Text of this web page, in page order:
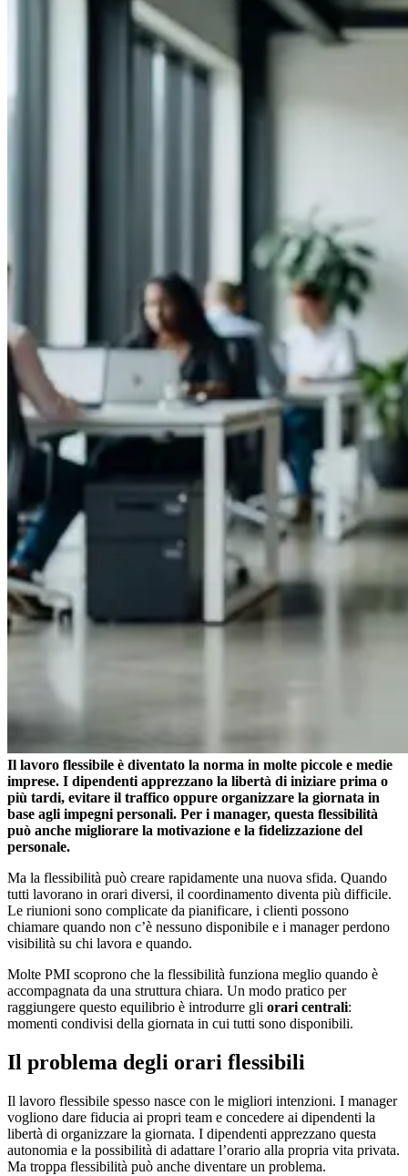
Il lavoro flessibile è diventato la norma in molte piccole e medie
imprese. I dipendenti apprezzano la libertà di iniziare prima o
più tardi, evitare il traffico oppure organizzare la giornata in
base agli impegni personali. Per i manager, questa flessibilità
può anche migliorare la motivazione e la fidelizzazione del
personale.
Ma la flessibilità può creare rapidamente una nuova sfida. Quando
tutti lavorano in orari diversi, il coordinamento diventa più difficile.
Le riunioni sono complicate da pianificare, i clienti possono
chiamare quando non c’è nessuno disponibile e i manager perdono
visibilità su chi lavora e quando.
Molte PMI scoprono che la flessibilità funziona meglio quando è
accompagnata da una struttura chiara. Un modo pratico per
raggiungere questo equilibrio è introdurre gli orari centrali:
momenti condivisi della giornata in cui tutti sono disponibili.
Il problema degli orari flessibili
Il lavoro flessibile spesso nasce con le migliori intenzioni. I manager
vogliono dare fiducia ai propri team e concedere ai dipendenti la
libertà di organizzare la giornata. I dipendenti apprezzano questa
autonomia e la possibilità di adattare l’orario alla propria vita privata.
Ma troppa flessibilità può anche diventare un problema.